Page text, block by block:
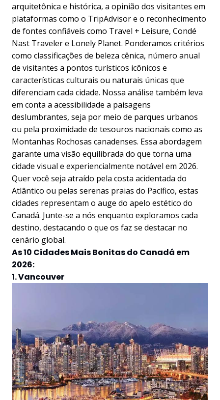
arquitetônica e histórica, a opinião dos visitantes em
plataformas como o TripAdvisor e o reconhecimento
de fontes confiáveis como Travel + Leisure, Condé
Nast Traveler e Lonely Planet. Ponderamos critérios
como classificações de beleza cênica, número anual
de visitantes a pontos turísticos icônicos e
características culturais ou naturais únicas que
diferenciam cada cidade. Nossa análise também leva
em conta a acessibilidade a paisagens
deslumbrantes, seja por meio de parques urbanos
ou pela proximidade de tesouros nacionais como as
Montanhas Rochosas canadenses. Essa abordagem
garante uma visão equilibrada do que torna uma
cidade visual e experiencialmente notável em 2026.
Quer você seja atraído pela costa acidentada do
Atlântico ou pelas serenas praias do Pacífico, estas
cidades representam o auge do apelo estético do
Canadá. Junte-se a nós enquanto exploramos cada
destino, destacando o que os faz se destacar no
cenário global.
As 10 Cidades Mais Bonitas do Canadá em
2026:
1. Vancouver